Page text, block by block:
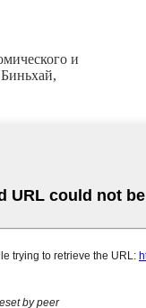
и